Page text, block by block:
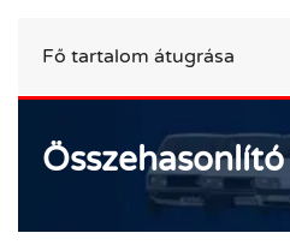
Fő tartalom átugrása